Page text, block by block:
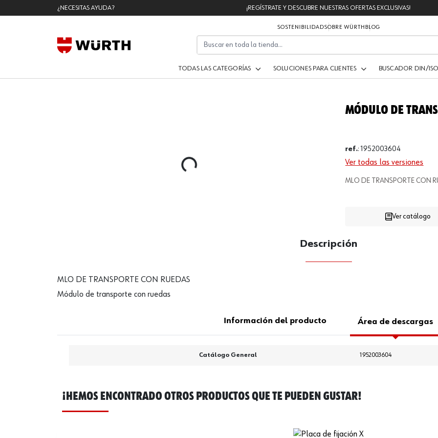
¿NECESITAS AYUDA? ¡REGÍSTRATE Y DESCUBRE NUESTRAS OFERTAS EXCLUSIVAS!
SOSTENIBILIDADSOBRE WÜRTH BLOG
TODAS LAS CATEGORÍAS SOLUCIONES PARA CLIENTES BUSCADOR DIN/
Loading...
MÓDULO DE
ref.:1952003604
Ver todas las versiones
MLO DE TRANSPORTE CON
CANTIDAD
Ver catálogo
Descripción
MLO DE TRANSPORTE CON RUEDAS
Módulo de transporte con ruedas
Información del producto Área de descargas
Catálogo General 1952003604
¡HEMOS ENCONTRADO OTROS PRODUCTOS QUE TE PUEDEN GUSTAR!